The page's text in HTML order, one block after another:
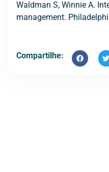
Waldman S, Winnie A.
management.
Compartilhe: